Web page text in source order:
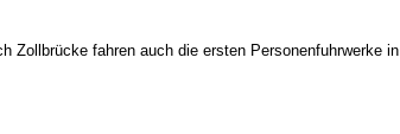
Zollbrücke fahren auch die ersten Personenfuhrwerke in